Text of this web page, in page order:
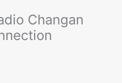
Changan